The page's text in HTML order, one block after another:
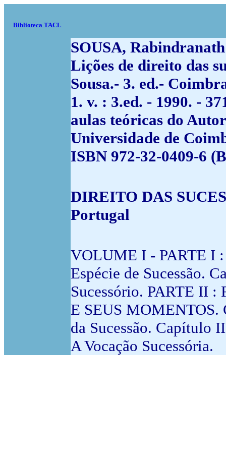
Biblioteca TACL
SOUSA,
Lições de direito das
Sousa.- 3. ed.-
1. v. : 3.ed. - 1990. -
aulas teóricas do
Universidade de
ISBN 972-32-0409-6
DIREITO DAS
Portugal
VOLUME I - PARTE I
Espécie de Sucessão.
Sucessório. PARTE II
E SEUS MOMENTOS.
da Sucessão. Capítulo
A Vocação Sucessória.